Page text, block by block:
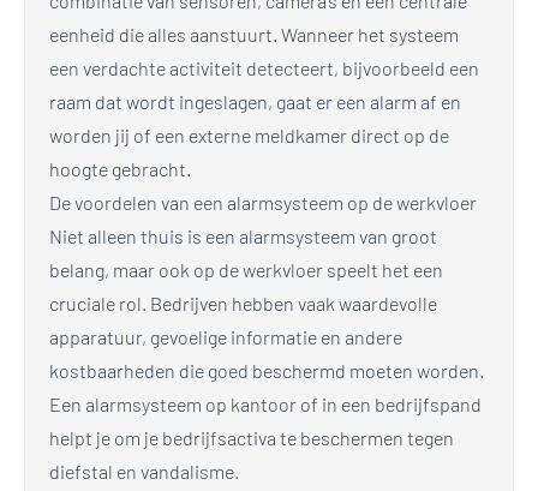
eenheid die alles aanstuurt. Wanneer het systeem
een verdachte activiteit detecteert, bijvoorbeeld een
raam dat wordt ingeslagen, gaat er een alarm af en
worden jij of een externe meldkamer direct op de
hoogte gebracht.
De voordelen van een alarmsysteem op de werkvloer
Niet alleen thuis is een alarmsysteem van groot
belang, maar ook op de werkvloer speelt het een
cruciale rol. Bedrijven hebben vaak waardevolle
apparatuur, gevoelige informatie en andere
kostbaarheden die goed beschermd moeten worden.
Een alarmsysteem op kantoor of in een bedrijfspand
helpt je om je bedrijfsactiva te beschermen tegen
diefstal en vandalisme.